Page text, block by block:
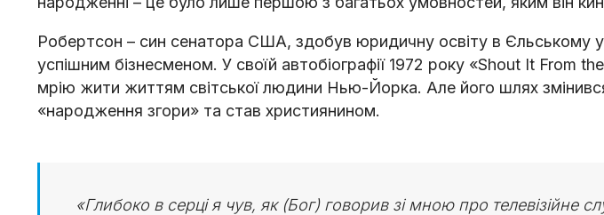
Робертсон – син сенатора США, здобув юридичну освіту в Єльському
успішним бізнесменом. У своїй автобіографії 1972 року «Shout It From
мрію жити життям світської людини Нью-Йорка. Але його шлях
«народження згори» та став християнином.
«Глибоко в серці я чув, як (Бог) говорив зі мною про телевізійне